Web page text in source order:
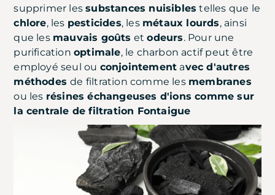
supprimer lessubstances nuisibles telles que le
chlore, les pesticides, les métaux lourds, ainsi
que les mauvais goûts etodeurs. Pour une
purification optimale, le charbon actif peut être
employé seul ou conjointement avec d'autres
méthodesde filtration comme les membranes
ou les résines échangeuses d'ions comme sur
la centrale de filtration Fontaigue